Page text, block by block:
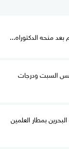
بعد منحه الدكتوراه...
السبت ودرجات
بمطار العلمين